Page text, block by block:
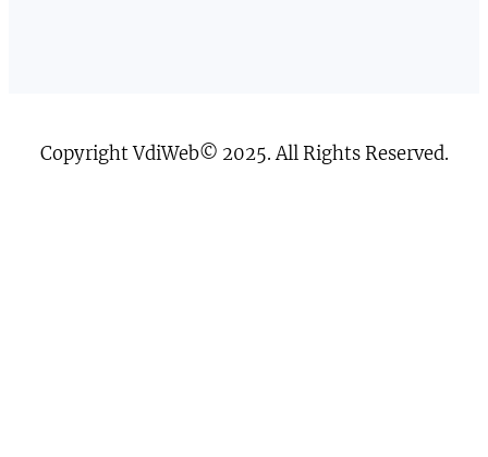
Copyright VdiWeb© 2025. All Rights Reserved.